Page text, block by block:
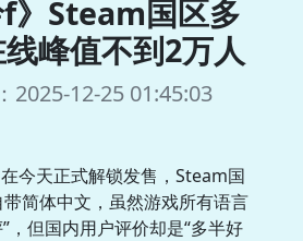
f》Steam国区多
峰值不到2万人
2025-12-25 01:45:03
在今天正式解锁发售，Steam国
简体中文，虽然游戏所有语言
，但国内用户评价却是“多半好